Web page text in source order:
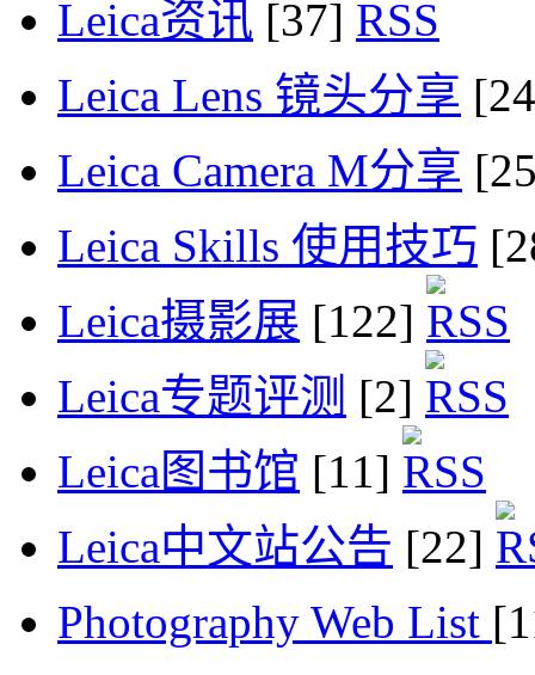
Leica资讯 [37]
Leica Lens 镜头分享
Leica Camera M分享
Leica Skills 使用技巧
Leica摄影展 [122]
Leica专题评测 [2]
Leica图书馆 [11]
Leica中文站公告 [22]
Photography Web List